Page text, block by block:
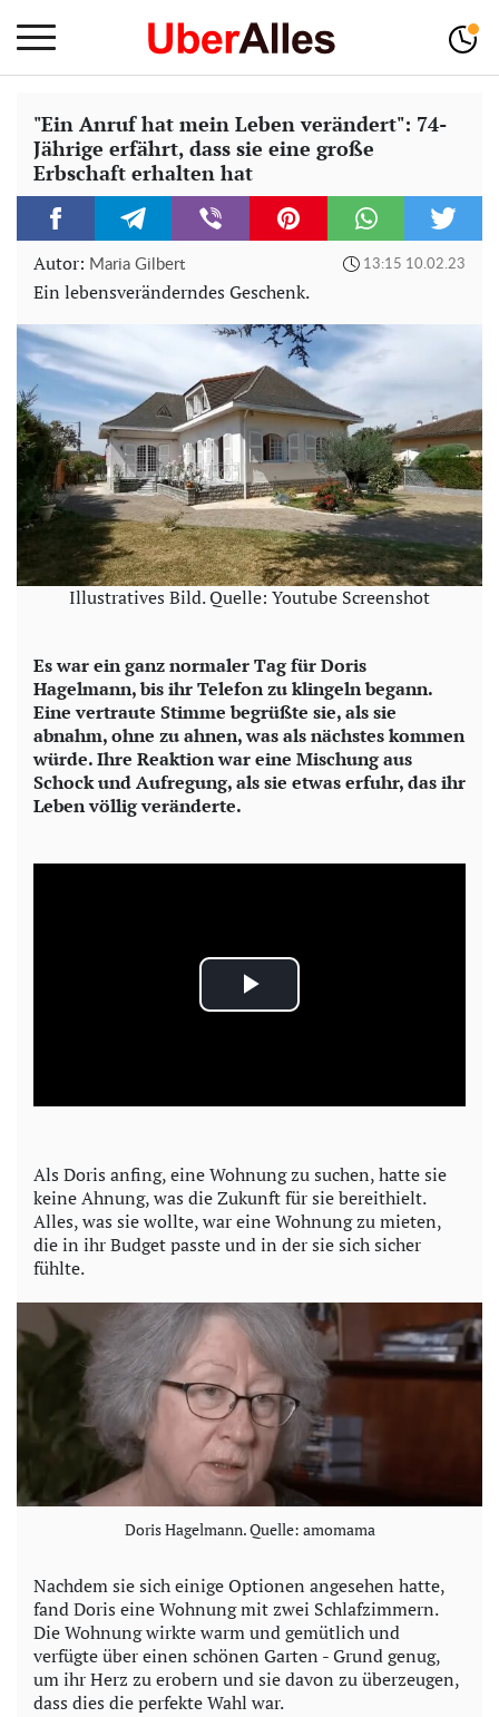
"Ein Anruf hat mein Leben verändert": 74-
Jährige erfährt, dass sie eine große
Erbschaft erhalten hat
Autor: Maria Gilbert 13:15 10.02.23
Ein lebensveränderndes Geschenk.
Illustratives Bild. Quelle: Youtube Screenshot
Es war ein ganz normaler Tag für Doris
Hagelmann, bis ihr Telefon zu klingeln begann.
Eine vertraute Stimme begrüßte sie, als sie
abnahm, ohne zu ahnen, was als nächstes kommen
würde. Ihre Reaktion war eine Mischung aus
Schock und Aufregung, als sie etwas erfuhr, das ihr
Leben völlig veränderte.
P
a
V
i
d
e
o
Als Doris anfing, eine Wohnung zu suchen, hatte sie
keine Ahnung, was die Zukunft für sie bereithielt.
Alles, was sie wollte, war eine Wohnung zu mieten,
die in ihr Budget passte und in der sie sich sicher
fühlte.
Doris Hagelmann. Quelle: amomama
Nachdem sie sich einige Optionen angesehen hatte,
fand Doris eine Wohnung mit zwei Schlafzimmern.
Die Wohnung wirkte warm und gemütlich und
verfügte über einen schönen Garten - Grund genug,
um ihr Herz zu erobern und sie davon zu überzeugen,
dass dies die perfekte Wahl war.